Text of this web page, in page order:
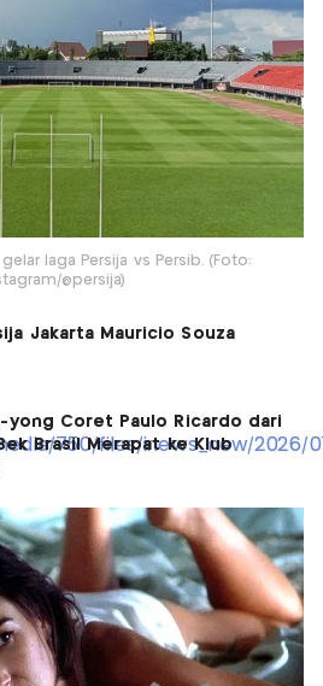
laga Persija vs Persib. (Foto:
@persija)
Jakarta Mauricio Souza
yong Coret Paulo Ricardo dari
Brasil Merapat ke Klub